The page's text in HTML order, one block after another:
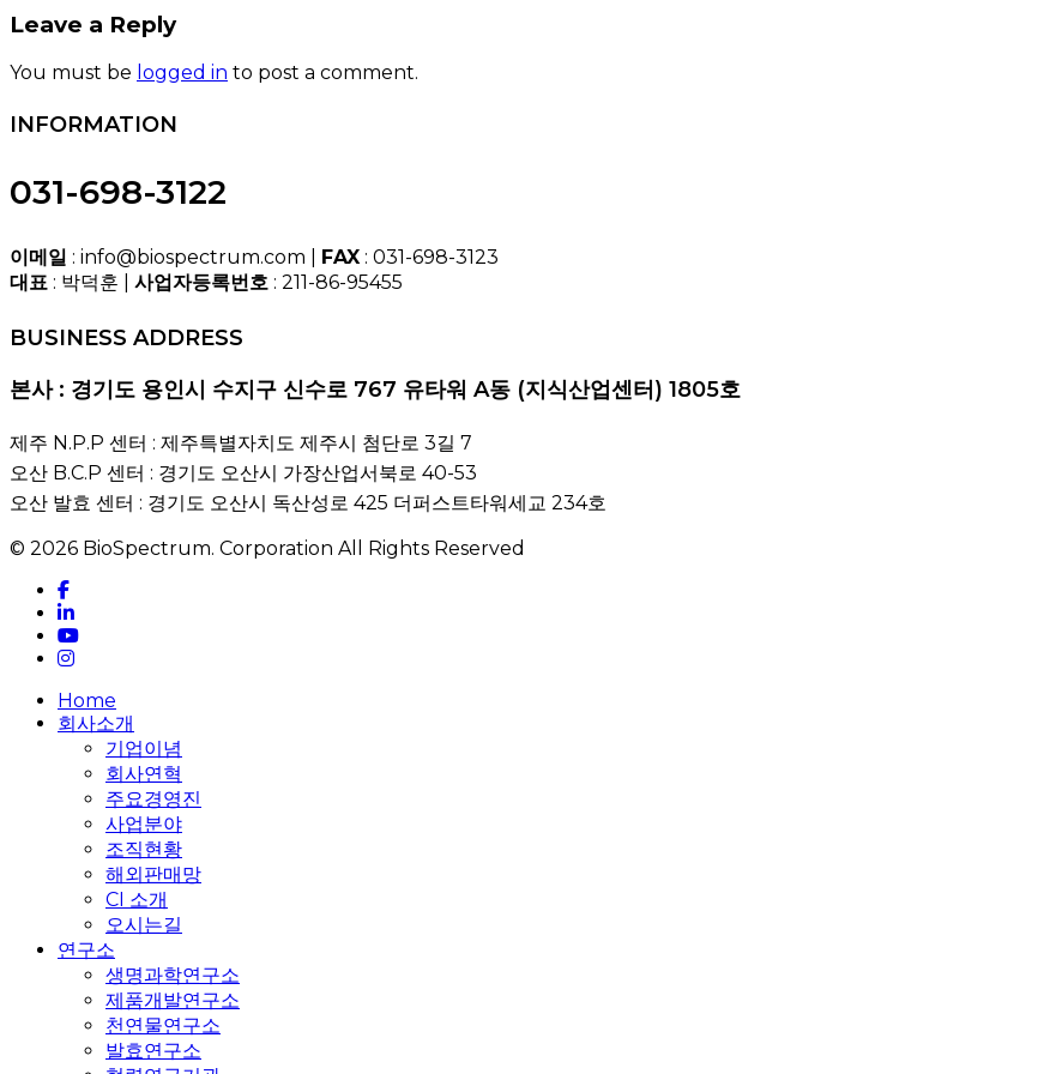
Leave a Reply
You must be logged in to post a comment.
INFORMATION
031-698-3122
이메일 : info@biospectrum.com | FAX : 031-698-3123
대표 : 박덕훈 | 사업자등록번호 : 211-86-95455
BUSINESS ADDRESS
본사 : 경기도 용인시 수지구 신수로 767 유타워 A동 (지식산업센터) 1805호
제주 N.P.P 센터 : 제주특별자치도 제주시 첨단로 3길 7
오산 B.C.P 센터 : 경기도 오산시 가장산업서북로 40-53
오산 발효 센터 : 경기도 오산시 독산성로 425 더퍼스트타워세교 234호
© 2026 BioSpectrum. Corporation All Rights Reserved
facebook
linkedin
youtube
instagram
Close
Menu
Home
회사소개
기업이념
회사연혁
주요경영진
사업분야
조직현황
해외판매망
CI 소개
오시는길
연구소
생명과학연구소
제품개발연구소
천연물연구소
발효연구소